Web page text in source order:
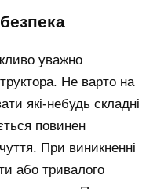
уважно
Не варто на
які-небудь складні
повинен
При виникненні
або тривалого